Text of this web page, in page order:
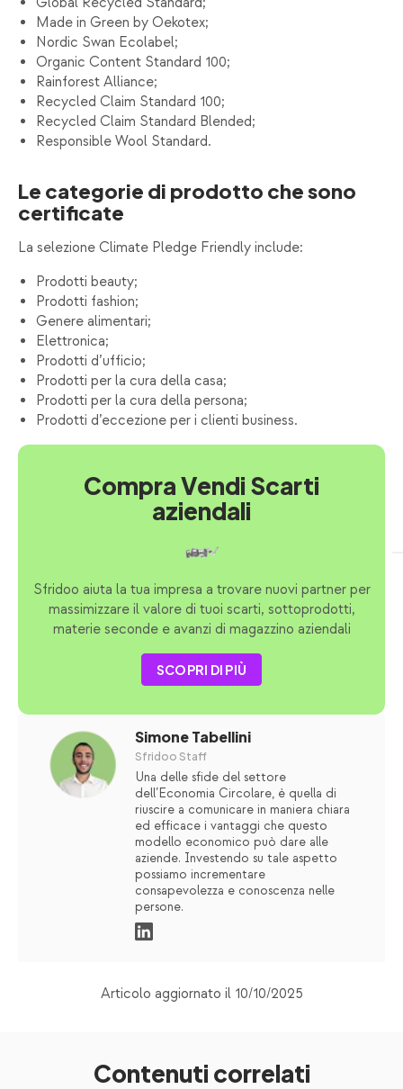
Made in Green by Oekotex;
Nordic Swan Ecolabel;
Organic Content Standard 100;
Rainforest Alliance;
Recycled Claim Standard 100;
Recycled Claim Standard Blended;
Responsible Wool Standard.
Le categorie di prodotto che sono
certificate
La selezione Climate Pledge Friendly include:
Prodotti beauty;
Prodotti fashion;
Genere alimentari;
Elettronica;
Prodotti d’ufficio;
Prodotti per la cura della casa;
Prodotti per la cura della persona;
Prodotti d’eccezione per i clienti business.
Compra Vendi Scarti
aziendali
Sfridoo aiuta la tua impresa a trovare nuovi partner per
massimizzare il valore di tuoi scarti, sottoprodotti,
materie seconde e avanzi di magazzino aziendali
SCOPRI DI PIÙ
Simone Tabellini
Sfridoo Staff
Una delle sfide del settore
dell’Economia Circolare, è quella di
riuscire a comunicare in maniera chiara
ed efficace i vantaggi che questo
modello economico può dare alle
aziende. Investendo su tale aspetto
possiamo incrementare
consapevolezza e conoscenza nelle
persone.
Articolo aggiornato il 10/10/2025
Contenuti correlati